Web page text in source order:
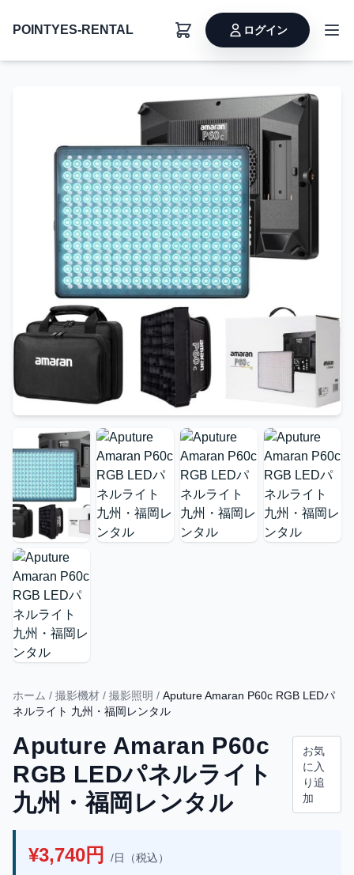
POINTYES-RENTAL ログイン
ホーム / 撮影機材 / 撮影照明 / Aputure Amaran P60c RGB LEDパ
ネルライト 九州・福岡レンタル
Aputure Amaran P60c
RGB LEDパネルライト
九州・福岡レンタル
お気
に入
り追
加
¥3,740円
/日（税込）